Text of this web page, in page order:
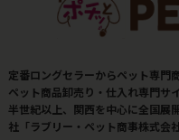
定番ロングセラーからペット専門
ペット商品卸売り・仕入れ専門サ
半世紀以上、関西を中心に全国展
社「ラブリー・ペット商事株式会